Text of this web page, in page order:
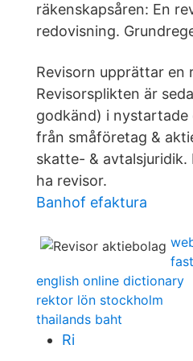
räkenskapsåren: En
redovisning.
Revisorn upprättar en
Revisorsplikten är
godkänd) i nystartade
från småföretag &
skatte- & avtalsjuridik.
ha revisor.
Banhof efaktura
english online dictionary
rektor lön stockholm
thailands baht
Ri